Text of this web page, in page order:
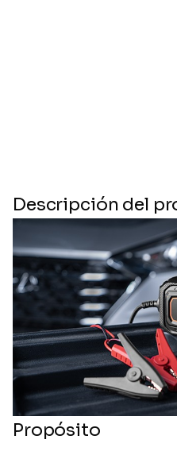
Descripción del
Propósito